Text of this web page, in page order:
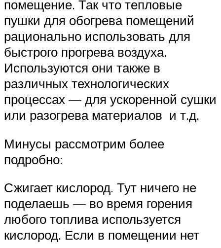
помещение. Так что тепловые
пушки для обогрева помещений
рационально использовать для
быстрого прогрева воздуха.
Используются они также в
различных технологических
процессах — для ускоренной сушки
или разогрева материалов и т.д.
Минусы рассмотрим более
подробно:
Сжигает кислород. Тут ничего не
поделаешь — во время горения
любого топлива используется
кислород. Если в помещении нет